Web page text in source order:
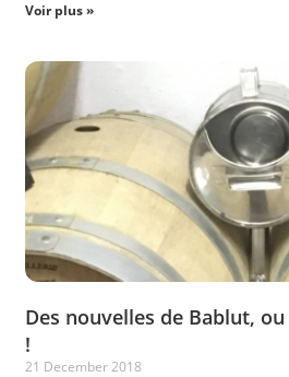
Voir plus »
Des nouvelles de Bablut,
!
21 December 2018